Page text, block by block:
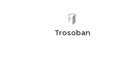
Trosoban